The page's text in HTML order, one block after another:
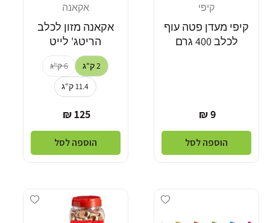
קיפי
קיפי מעדן פטה עוף
לכלב 400 גרם
מחיר
רגיל
9 ₪
הוספה לסל
אקאנה
אקאנה מזון לכלב
הריטג' לייט
2 ק"ג
6 ק"ג
11.4 ק"ג
מחיר
רגיל
125 ₪
הוספה לסל
Add wishlist
wishlist